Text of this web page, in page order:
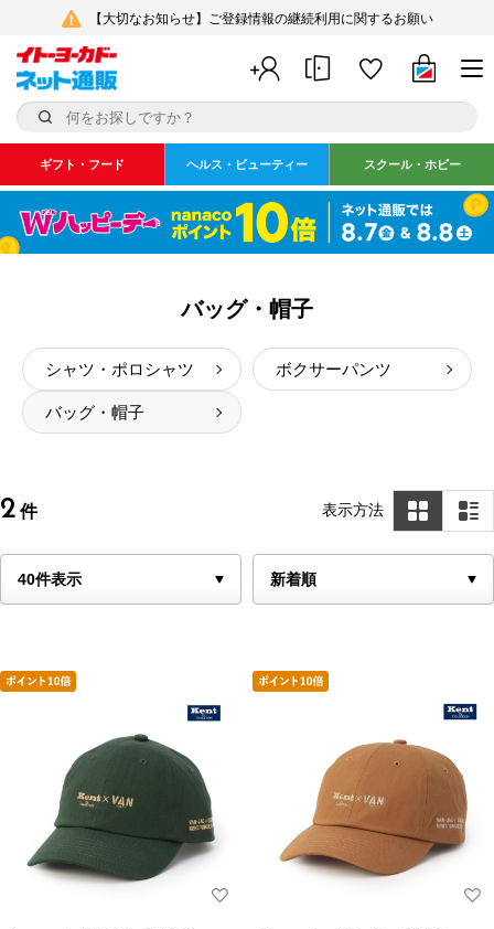
【大切なお知らせ】ご登録情報の継続利用に関するお願い
ギフト・フード ヘルス・ビューティー スクール・ホビー
バッグ・帽子
シャツ・ポロシャツ ボクサーパンツ
バッグ・帽子
2 件 表示方法